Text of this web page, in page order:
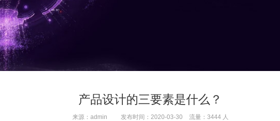
产品设计的三要素是什么？
来源：admin 发布时间：2020-03-30 流量：3444 人